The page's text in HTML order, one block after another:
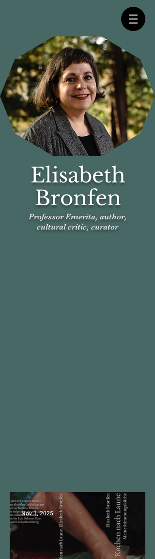
Elisabeth
Bronfen
Professor Emerita, author,
cultural critic, curator
Nov 1, 2025